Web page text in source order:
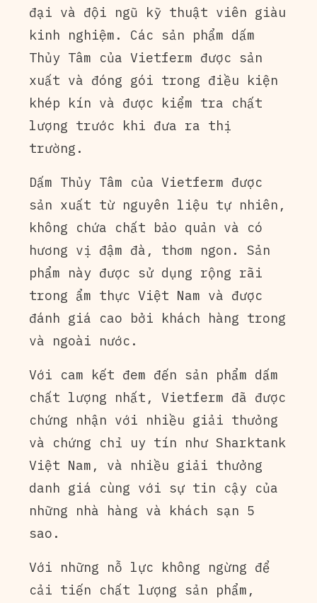
đại và đội ngũ kỹ thuật viên giàu
kinh nghiệm. Các sản phẩm dấm
Thủy Tâm của Vietferm được sản
xuất và đóng gói trong điều kiện
khép kín và được kiểm tra chất
lượng trước khi đưa ra thị
trường.
Dấm Thủy Tâm của Vietferm được
sản xuất từ nguyên liệu tự nhiên,
không chứa chất bảo quản và có
hương vị đậm đà, thơm ngon. Sản
phẩm này được sử dụng rộng rãi
trong ẩm thực Việt Nam và được
đánh giá cao bởi khách hàng trong
và ngoài nước.
Với cam kết đem đến sản phẩm dấm
chất lượng nhất, Vietferm đã được
chứng nhận với nhiều giải thưởng
và chứng chỉ uy tín như Sharktank
Việt Nam, và nhiều giải thưởng
danh giá cùng với sự tin cậy của
những nhà hàng và khách sạn 5
sao.
Với những nỗ lực không ngừng để
cải tiến chất lượng sản phẩm,